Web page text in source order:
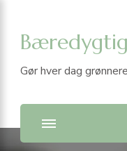
Gør hver dag grønnere